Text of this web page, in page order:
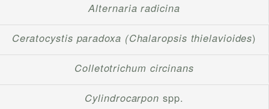
Alternaria radicina
Ceratocystis paradoxa (Chalaropsis thielavioides)
Colletotrichum circinans
Cylindrocarpon spp.